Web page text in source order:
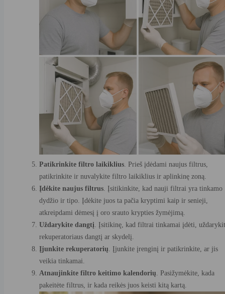
Patikrinkite filtro laikiklius . Prieš įdėdami naujus filtrus,
patikrinkite ir nuvalykite filtro laikiklius ir aplinkinę zoną.
Įdėkite naujus filtrus . Įsitikinkite, kad nauji filtrai yra tinkamo
dydžio ir tipo. Įdėkite juos ta pačia kryptimi kaip ir senieji,
atkreipdami dėmesį į oro srauto krypties žymėjimą.
Uždarykite dangtį . Įsitikinę, kad filtrai tinkamai įdėti,
rekuperatoriaus dangtį ar skydelį.
Įjunkite rekuperatorių . Įjunkite įrenginį ir patikrinkite, ar jis
veikia tinkamai.
Atnaujinkite filtro keitimo kalendorių . Pasižymėkite, kada
pakeitėte filtrus, ir kada reikės juos keisti kitą kartą.